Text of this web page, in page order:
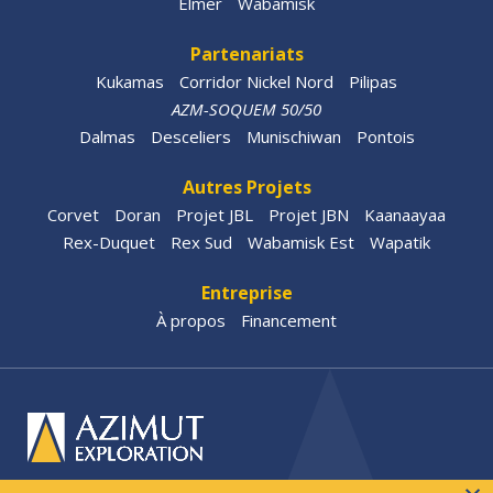
Partenariats
Kukamas Corridor Nickel Nord
Pilipas
AZM-SOQUEM 50/50
Dalmas
Desceliers Munischiwan Pontois
Autres Projets
Corvet Doran Projet JBL Projet JBN
Kaanaayaa
Rex-Duquet
Rex Sud Wabamisk Est Wapatik
Entreprise
À propos Financement